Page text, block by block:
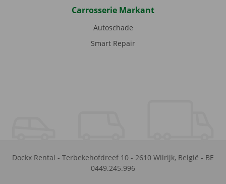
Carrosserie Markant
Autoschade
Smart Repair
Dockx Rental - Terbekehofdreef 10 - 2610 Wilrijk, België - BE
0449.245.996